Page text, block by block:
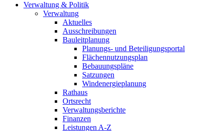
Verwaltung & Politik
Verwaltung
Aktuelles
Ausschreibungen
Bauleitplanung
Planungs- und Beteiligungsportal
Flächennutzungsplan
Bebauungspläne
Satzungen
Windenergieplanung
Rathaus
Ortsrecht
Verwaltungsberichte
Finanzen
Leistungen A-Z